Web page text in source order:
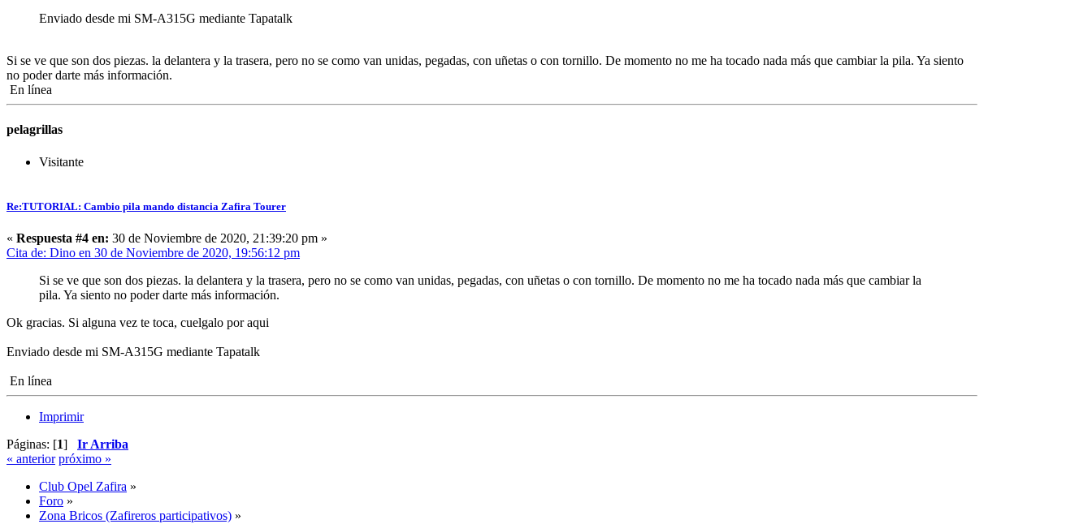
Enviado desde mi SM-A315G mediante Tapatalk
Si se ve que son dos piezas. la delantera y la trasera, pero no se como van unidas, pegadas, con uñetas o con tornillo. De momento no me ha tocado nada más que cambiar la pila. Ya siento
no poder darte más información.
En línea
pelagrillas
Visitante
Re:TUTORIAL: Cambio pila mando distancia Zafira Tourer
« Respuesta #4 en: 30 de Noviembre de 2020, 21:39:20 pm »
Cita de: Dino en 30 de Noviembre de 2020, 19:56:12 pm
Si se ve que son dos piezas. la delantera y la trasera, pero no se como van unidas, pegadas, con uñetas o con tornillo. De momento no me ha tocado nada más que cambiar la
pila. Ya siento no poder darte más información.
Ok gracias. Si alguna vez te toca, cuelgalo por aqui
Enviado desde mi SM-A315G mediante Tapatalk
En línea
Imprimir
Páginas: [1] Ir Arriba
« anterior próximo »
Club Opel Zafira »
Foro »
Zona Bricos (Zafireros participativos) »